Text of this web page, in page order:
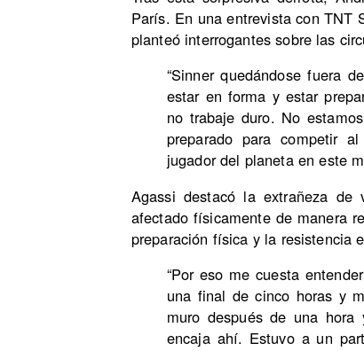
París. En una entrevista con TNT
planteó interrogantes sobre las
“Sinner quedándose fuera
estar en forma y estar
no trabaje duro. No
preparado para competir
jugador del planeta en este
Agassi destacó la extrañeza
afectado físicamente de manera
preparación física y la resistencia
“Por eso me cuesta
una final de cinco horas y
muro después de una
encaja ahí. Estuvo a un